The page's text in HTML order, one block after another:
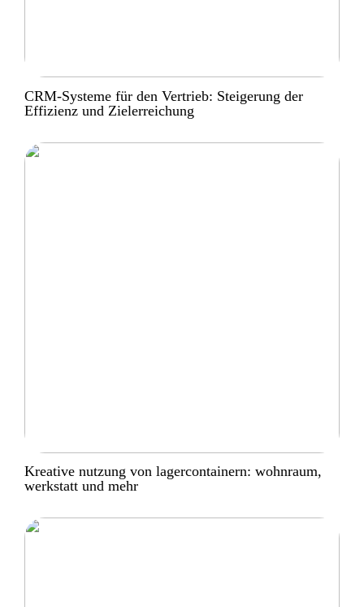
CRM-Systeme für den Vertrieb: Steigerung der
Effizienz und Zielerreichung
Kreative nutzung von lagercontainern: wohnraum,
werkstatt und mehr